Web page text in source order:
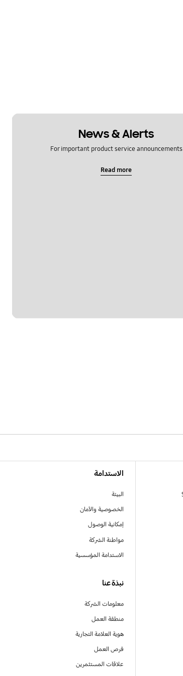
News & Alerts
For important product service announcements
Read more
الاستدامة
البيئة
الخصوصية والأمان
إمكانية الوصول
مواطنة الشركة
الاستدامة المؤسسية
نبذة عنا
معلومات الشركة
منطقة العمل
هوية العلامة التجارية
فرص العمل
علاقات المستثمرين